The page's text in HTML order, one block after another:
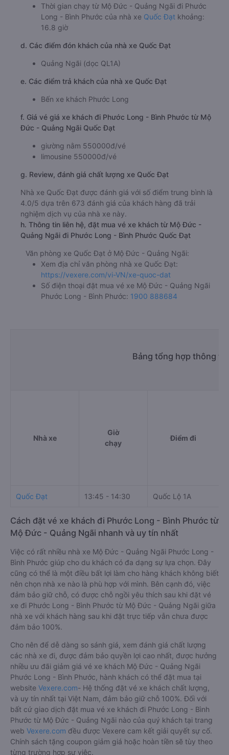
Thời gian chạy từ Mộ Đức - Quảng Ngãi đi Phước
Long - Bình Phước của nhà xe Quốc Đạt khoảng:
16.8 giờ
d. Các điểm đón khách của nhà xe Quốc Đạt
Quảng Ngãi (dọc QL1A)
e. Các điểm trả khách của nhà xe Quốc Đạt
Bến xe khách Phước Long
f. Giá vé giá xe khách đi Phước Long - Bình Phước từ Mộ
Đức - Quảng Ngãi Quốc Đạt
giường nằm 550000đ/vé
limousine 550000đ/vé
g. Review, đánh giá chất lượng xe Quốc Đạt
Nhà xe Quốc Đạt được đánh giá với số điểm trung bình là
4.0/5 dựa trên 673 đánh giá của khách hàng đã trải
nghiệm dịch vụ của nhà xe này.
h. Thông tin liên hệ, đặt mua vé xe khách từ Mộ Đức -
Quảng Ngãi đi Phước Long - Bình Phước Quốc Đạt
Văn phòng xe Quốc Đạt ở Mộ Đức - Quảng Ngãi:
Xem địa chỉ văn phòng nhà xe Quốc Đạt:
https://vexere.com/vi-VN/xe-quoc-dat
Số điện thoại đặt mua vé xe Mộ Đức - Quảng Ngãi
Phước Long - Bình Phước: 1900 888684
Bảng tổng hợp thông
Nhà xe
Giờ
chạy
Điểm đi
Quốc Đạt 13:45 - 14:30 Quốc Lộ 1A
Cách đặt vé xe khách đi Phước Long - Bình Phước từ
Mộ Đức - Quảng Ngãi nhanh và uy tín nhất
Việc có rất nhiều nhà xe Mộ Đức - Quảng Ngãi Phước Long -
Bình Phước giúp cho du khách có đa dạng sự lựa chọn. Đây
cũng có thể là một điều bất lợi làm cho hàng khách không biết
nên chọn nhà xe nào là phù hợp với mình. Bên cạnh đó, việc
đảm bảo giữ chỗ, có được chỗ ngồi yêu thích sau khi đặt vé
xe đi Phước Long - Bình Phước từ Mộ Đức - Quảng Ngãi giữa
nhà xe với khách hàng sau khi đặt trực tiếp vẫn chưa được
đảm bảo 100%.
Cho nên để dễ dàng so sánh giá, xem đánh giá chất lượng
các nhà xe đi, được đảm bảo quyền lợi cao nhất, được hưởng
nhiều ưu đãi giảm giá vé xe khách Mộ Đức - Quảng Ngãi
Phước Long - Bình Phước, hành khách có thể đặt mua tại
website Vexere.com- Hệ thống đặt vé xe khách chất lượng,
và uy tín nhất tại Việt Nam, đảm bảo giữ chỗ 100%. Đối với
bất cứ giao dịch đặt mua vé xe khách đi Phước Long - Bình
Phước từ Mộ Đức - Quảng Ngãi nào của quý khách tại trang
web Vexere.com đều được Vexere cam kết giải quyết sự cố.
Chính sách tặng coupon giảm giá hoặc hoàn tiền sẽ tùy theo
từng trường hợp sự việc.